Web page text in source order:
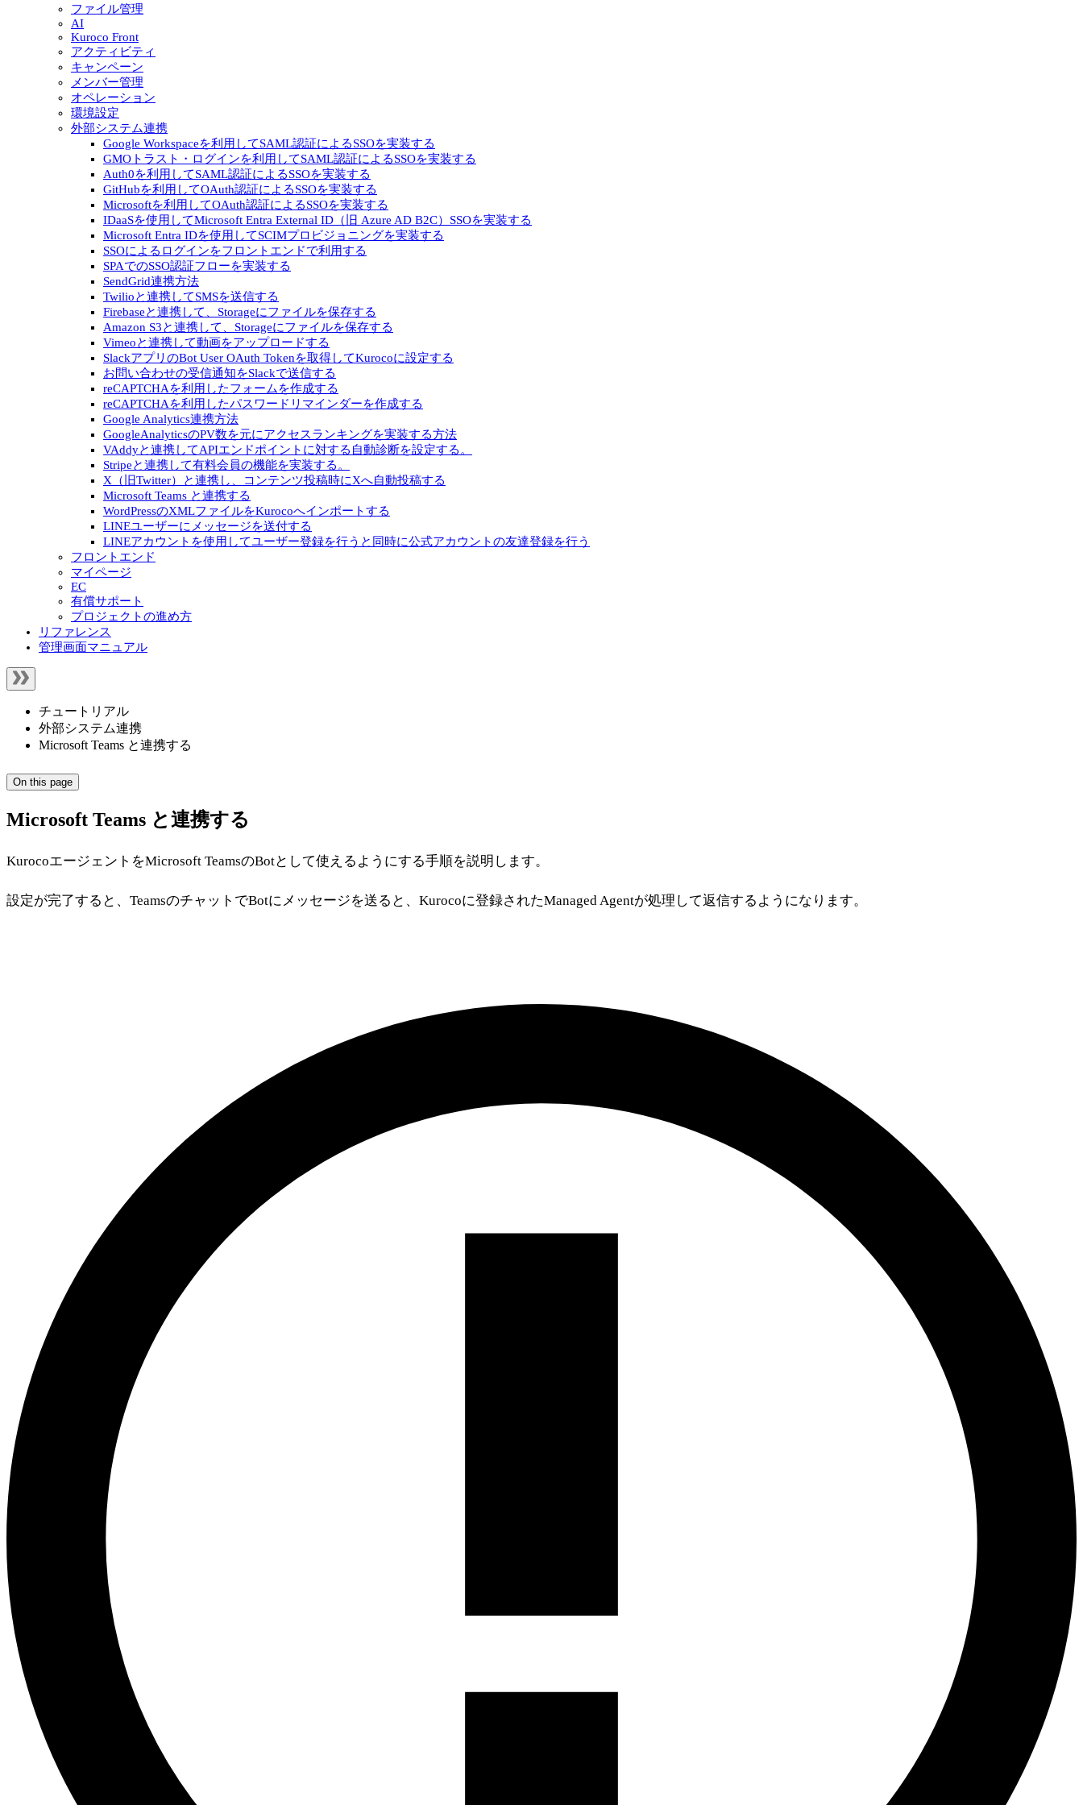
ファイル管理
AI
Kuroco Front
アクティビティ
キャンペーン
メンバー管理
オペレーション
環境設定
外部システム連携
Google Workspaceを利用してSAML認証によるSSOを実装する
GMOトラスト・ログインを利用してSAML認証によるSSOを実装する
Auth0を利用してSAML認証によるSSOを実装する
GitHubを利用してOAuth認証によるSSOを実装する
Microsoftを利用してOAuth認証によるSSOを実装する
IDaaSを使用してMicrosoft Entra External ID（旧 Azure AD B2C）SSOを実装する
Microsoft Entra IDを使用してSCIMプロビジョニングを実装する
SSOによるログインをフロントエンドで利用する
SPAでのSSO認証フローを実装する
SendGrid連携方法
Twilioと連携してSMSを送信する
Firebaseと連携して、Storageにファイルを保存する
Amazon S3と連携して、Storageにファイルを保存する
Vimeoと連携して動画をアップロードする
SlackアプリのBot User OAuth Tokenを取得してKurocoに設定する
お問い合わせの受信通知をSlackで送信する
reCAPTCHAを利用したフォームを作成する
reCAPTCHAを利用したパスワードリマインダーを作成する
Google Analytics連携方法
GoogleAnalyticsのPV数を元にアクセスランキングを実装する方法
VAddyと連携してAPIエンドポイントに対する自動診断を設定する。
Stripeと連携して有料会員の機能を実装する。
X（旧Twitter）と連携し、コンテンツ投稿時にXへ自動投稿する
Microsoft Teams と連携する
WordPressのXMLファイルをKurocoへインポートする
LINEユーザーにメッセージを送付する
LINEアカウントを使用してユーザー登録を行うと同時に公式アカウントの友達登録を行う
フロントエンド
マイページ
EC
有償サポート
プロジェクトの進め方
リファレンス
管理画面マニュアル
チュートリアル
外部システム連携
Microsoft Teams と連携する
On this page
Microsoft Teams と連携する
KurocoエージェントをMicrosoft TeamsのBotとして使えるようにする手順を説明します。
設定が完了すると、TeamsのチャットでBotにメッセージを送ると、Kurocoに登録されたManaged Agentが処理して返信するようになります。